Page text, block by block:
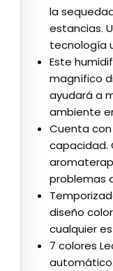
la
estancias.
tecnología
Este
magnífico
ayudará a
ambiente
Cuenta
capacidad.
problemas
diseño
cualquier
7 colores